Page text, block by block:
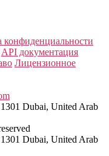
конфиденциальности
API документация
Лицензионное
Dubai, United Arab
Dubai, United Arab